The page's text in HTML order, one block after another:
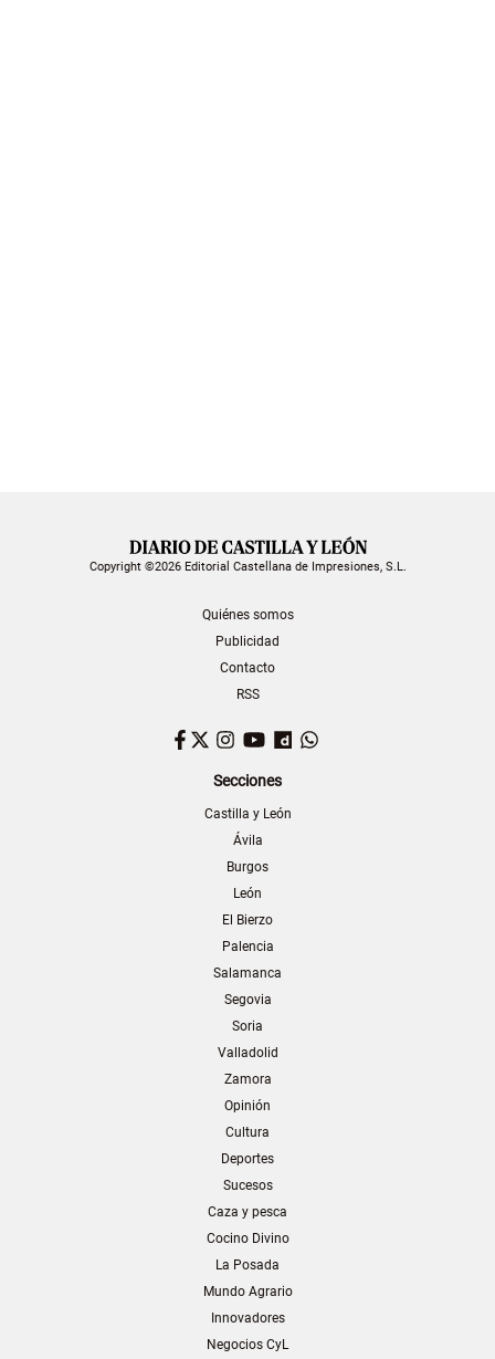
Copyright ©2026 Editorial Castellana de Impresiones, S.L.
Quiénes somos
Publicidad
Contacto
RSS
Facebook
TwitterInstagram
YouTubeDailymotion
Secciones
Castilla y León
Ávila
Burgos
León
El Bierzo
Palencia
Salamanca
Segovia
Soria
Valladolid
Zamora
Opinión
Cultura
Deportes
Sucesos
Caza y pesca
Cocino Divino
La Posada
Mundo Agrario
Innovadores
Negocios CyL